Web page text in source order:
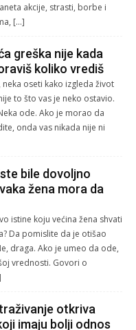
akcije, strasti, borbe i
[…]
greška nije kada
koliko vrediš
oseti kako izgleda život
to što vas je neko ostavio.
ode. Ako je morao da
onda vas nikada nije ni
bile dovoljno
žena mora da
istine koju većina žena shvati
Da pomislite da je otišao
draga. Ako je umeo da ode,
vrednosti. Govori o
otkriva
imaju bolji odnos